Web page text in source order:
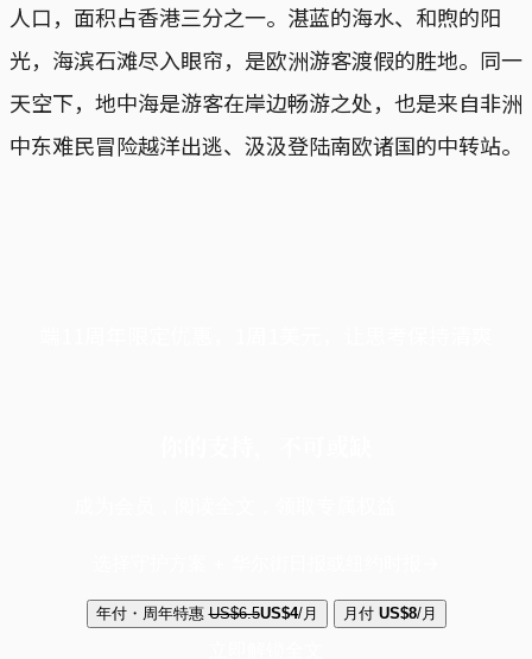
人口，面积占香港三分之一。湛蓝的海水、和煦的阳
光，海滨石滩尽入眼帘，是欧洲游客渡假的胜地。同一
天空下，地中海是游客在岸边畅游之处，也是来自非洲
中东难民冒险越洋出逃、汲汲登陆南欧诸国的中转站。
年付・周年特惠 US$6.5US$4/月 月付 US$8/月